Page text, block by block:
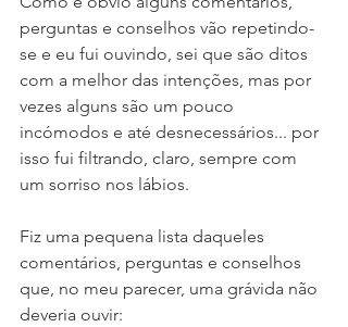
perguntas e conselhos vão repetindo-
se e eu fui ouvindo, sei que são ditos
com a melhor das intenções, mas por
vezes alguns são um pouco
incómodos e até desnecessários... por
isso fui filtrando, claro, sempre com
um sorriso nos lábios.
Fiz uma pequena lista daqueles
comentários, perguntas e conselhos
que, no meu parecer, uma grávida não
deveria ouvir: